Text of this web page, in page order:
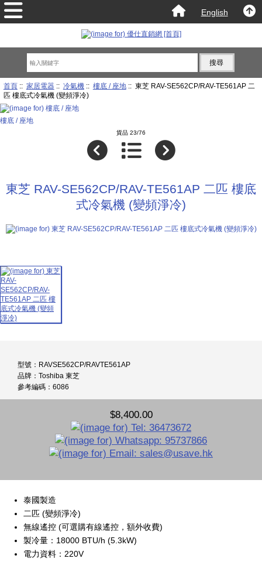
English
首頁:: 家居電器:: 冷氣機:: 樓底 / 座地:: 東芝 RAV-SE562CP/RAV-TE561AP 二
匹 樓底式冷氣機 (變頻淨冷)
樓底 / 座地
貨品 23/76
東芝 RAV-SE562CP/RAV-TE561AP 二匹 樓底
式冷氣機 (變頻淨冷)
型號：RAVSE562CP/RAVTE561AP
品牌：Toshiba 東芝
參考編碼：6086
$8,400.00
泰國製造
二匹 (變頻淨冷)
無線遙控 (可選購有線遙控，額外收費)
製冷量：18000 BTU/h (5.3kW)
電力資料：220V